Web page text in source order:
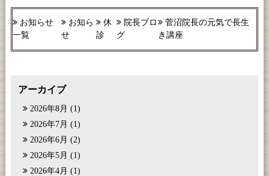
お知らせ
一覧
休
診
菅沼院長の元気で長生
き講座
院長ブロ
グ
お知ら
せ
アーカイブ
2026年8月 (1)
2026年7月 (1)
2026年6月 (2)
2026年5月 (1)
2026年4月 (1)